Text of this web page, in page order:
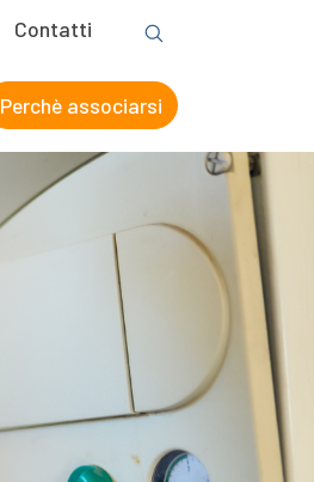
Contatti
Perchè associarsi